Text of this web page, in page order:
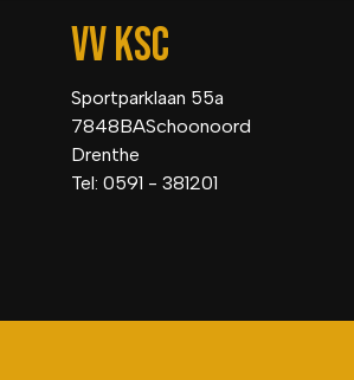
VV KSC
Sportparklaan 55a
7848BASchoonoord
Drenthe
Tel: 0591 - 381201